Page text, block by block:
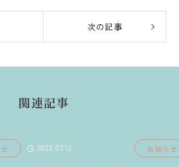
次の記事
関連記事
2023.07.12 お知らせ